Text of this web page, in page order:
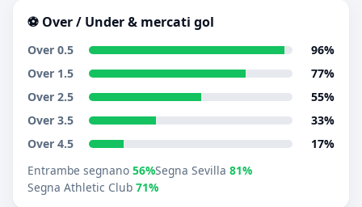
⚽ Over / Under & mercati gol
Over 0.5
96%
Over 1.5
77%
Over 2.5
55%
Over 3.5
33%
Over 4.5
17%
Entrambe segnano 56%Segna Sevilla 81%
Segna Athletic Club 71%